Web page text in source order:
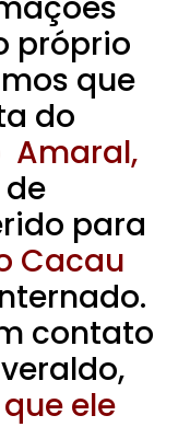
próprio
que
do
Amaral,
para
Cacau
contato
ele